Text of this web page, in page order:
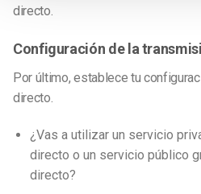
directo.
Configuración de la
Por último, establece tu
directo.
¿Vas a utilizar un servicio
directo o un servicio público
directo?